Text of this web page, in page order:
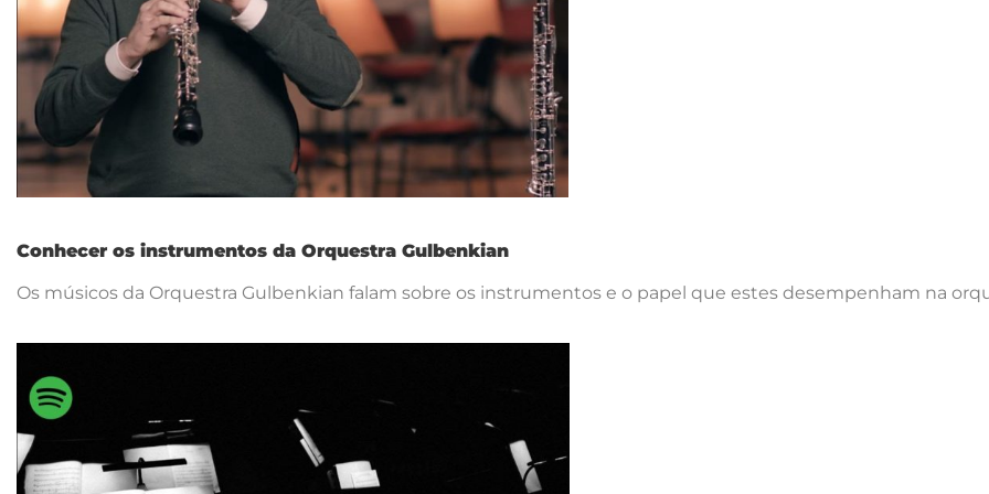
Conhecer os instrumentos da Orquestra Gulbenkian
Os músicos da Orquestra Gulbenkian falam sobre os instrumentos e o papel que estes desempenham na